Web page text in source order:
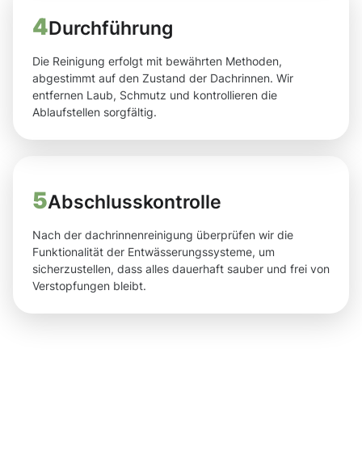
4Durchführung
Die Reinigung erfolgt mit bewährten Methoden,
abgestimmt auf den Zustand der Dachrinnen. Wir
entfernen Laub, Schmutz und kontrollieren die
Ablaufstellen sorgfältig.
5Abschlusskontrolle
Nach der dachrinnenreinigung überprüfen wir die
Funktionalität der Entwässerungssysteme, um
sicherzustellen, dass alles dauerhaft sauber und frei von
Verstopfungen bleibt.